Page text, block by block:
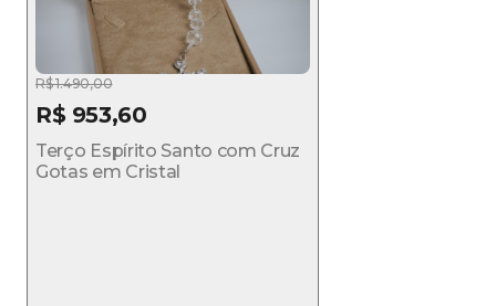
R$ 1.490,00
R$ 953,60
Terço Espírito Santo com Cruz
Gotas em Cristal